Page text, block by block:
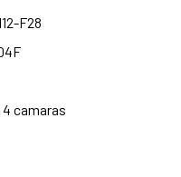
F28
4 camaras